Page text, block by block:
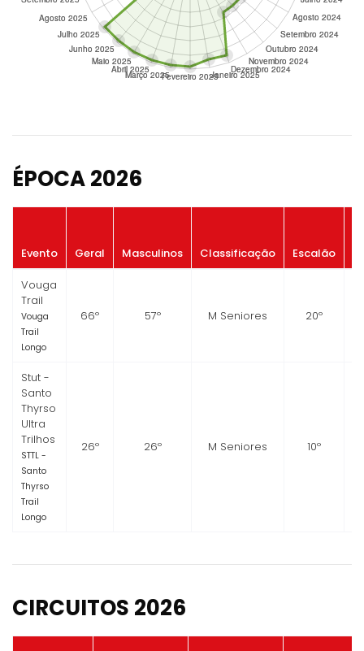
ÉPOCA 2026
Evento Geral Masculinos Classificação Escalão
Vouga
Trail
Vouga
Trail
Longo
66º 57º M Seniores 20º
Stut -
Santo
Thyrso
Ultra
Trilhos
STTL -
Santo
Thyrso
Trail
Longo
26º 26º M Seniores 10º
CIRCUITOS 2026